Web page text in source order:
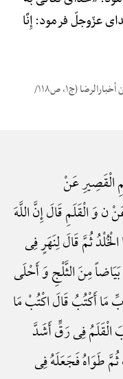
عزّوجلّ فرمود: إِنَّا
بحارالأنوار، ج۴، ص۷۸/ التوحید، ص۱۳۶/ عیون أخبارالرضا (ج۱، ص۱۱۸/
الْقَصِیرِ عَنْ
ن وَ الْقَلَمِ قَالَ إِنَّ اللَّهَ
ثُمَّ قَالَ لِنَهَرٍ فِی
مِنَ الثَّلْجِ وَ أَحْلَی
مَا أَکْتُبُ قَالَ اکْتُبْ مَا
الْقَلَمُ فِی رَقٍّ أَشَدَّ
طَوَاهُ فَجَعَلَهُ فِی